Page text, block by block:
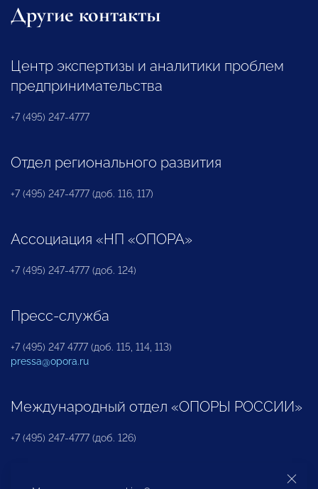
Другие контакты
Центр экспертизы и аналитики проблем
предпринимательства
+7 (495) 247-4777
Отдел регионального развития
+7 (495) 247-4777 (доб. 116, 117)
Ассоциация «НП «ОПОРА»
+7 (495) 247-4777 (доб. 124)
Пресс-служба
+7 (495) 247 4777 (доб. 115, 114, 113)
pressa@opora.ru
Международный отдел «ОПОРЫ РОССИИ»
+7 (495) 247-4777 (доб. 126)
Бюро по защите прав предпринимателей и